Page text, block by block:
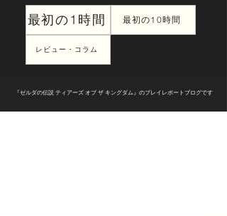
最初の1時間 最初の10時間
レビュー・コラム
『ゼルダの伝説 ティアーズ オブ ザ キングダム』のプレイレポートブログです